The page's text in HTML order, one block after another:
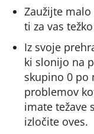
Zaužijte
ti za vas
Iz svoje
ki slonijo na
skupino 0 po
problemov
imate težave
izločite oves.